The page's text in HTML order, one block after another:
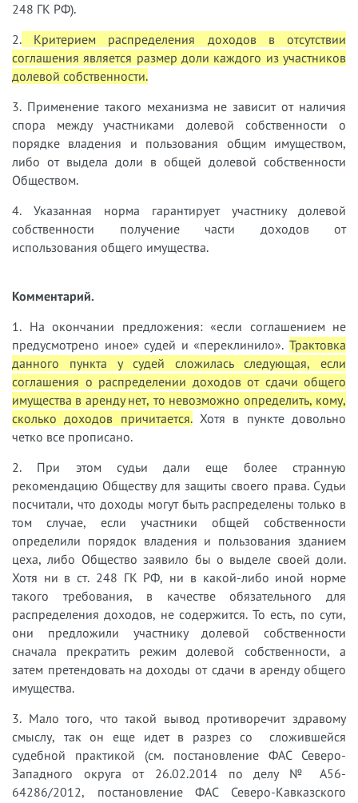
248 ГК РФ).
2. Критерием распределения доходов в отсутствии
соглашения является размер доли каждого из участников
долевой собственности.
3. Применение такого механизма не зависит от наличия
спора между участниками долевой собственности о
порядке владения и пользования общим имуществом,
либо от выдела доли в общей долевой собственности
Обществом.
4. Указанная норма гарантирует участнику долевой
собственности получение части доходов от
использования общего имущества.
Комментарий.
1. На окончании предложения: «если соглашением не
предусмотрено иное» судей и «переклинило». Трактовка
данного пункта у судей сложилась следующая, если
соглашения о распределении доходов от сдачи общего
имущества в аренду нет, то невозможно определить, кому,
сколько доходов причитается.Хотя в пункте довольно
четко все прописано.
2. При этом судьи дали еще более странную
рекомендацию Обществу для защиты своего права. Судьи
посчитали, что доходы могут быть распределены только в
том случае, если участники общей собственности
определили порядок владения и пользования зданием
цеха, либо Общество заявило бы о выделе своей доли.
Хотя ни в ст. 248 ГК РФ, ни в какой-либо иной норме
такого требования, в качестве обязательного для
распределения доходов, не содержится. То есть, по сути,
они предложили участнику долевой собственности
сначала прекратить режим долевой собственности, а
затем претендовать на доходы от сдачи в аренду общего
имущества.
3. Мало того, что такой вывод противоречит здравому
смыслу, так он еще идет в разрез со сложившейся
судебной практикой (см. постановление ФАС Северо-
Западного округа от 26.02.2014 по делу № А56-
64286/2012, постановление ФАС Северо-Кавказского